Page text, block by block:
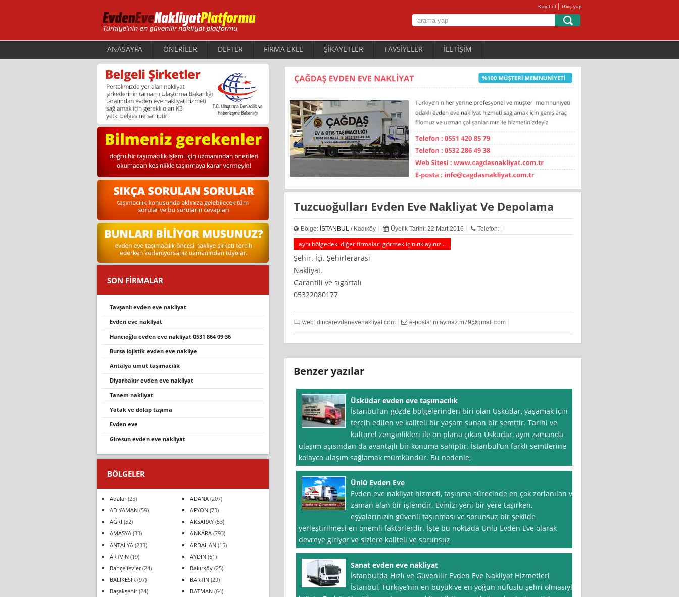
Kayıt ol | Giriş yap
ANASAYFA ÖNERİLER DEFTER FİRMA EKLE ŞİKAYETLER TAVSİYELER İLETİŞİM
Tuzcuoğulları Evden Eve Nakliyat Ve Depolama
Bölge: İSTANBUL/ Kadıköy Üyelik Tarihi: 22 Mart 2016 Telefon:
aynı bölgedeki diğer firmaları görmek için tıklayınız...
Şehir. İçi. Şehirlerarası
Nakliyat.
Garantili ve sıgartalı
05322080177
web: dincerevdenevenakliyat.com e-posta: m.aymaz.m79@gmail.com
Benzer yazılar
Üsküdar evden eve taşımacılık
İstanbul‘un gözde bölgelerinden biri olan Üsküdar, yaşamak için
tercih edilen ve kaliteli bir yaşam sunan bir semttir. Tarihi ve
kültürel zenginlikleri ile ön plana çıkan Üsküdar, aynı zamanda
ulaşım açısından da avantajlı bir konuma sahiptir. İstanbul’un farklı semtlerine
kolayca ulaşım sağlamak mümkündür. Bu nedenle,
Ünlü Evden Eve
Evden eve nakliyat hizmeti, taşınma sürecinde en çok zorlanılan ve
zaman alan bir işlemdir. Evinizi yeni bir yere taşırken,
eşyalarınızın güvenli taşınması ve sorunsuz bir şekilde
yerleştirilmesi en önemli faktörlerdir. İşte bu noktada Ünlü Evden Eve olarak
devreye giriyor ve sizlere kaliteli ve sorunsuz
Sanat evden eve nakliyat
İstanbul‘da Hızlı ve Güvenilir Evden Eve Nakliyat Hizmetleri
İstanbul, Türkiye’nin en büyük ve en yoğun nüfuslu şehri olmasıyla
SON FİRMALAR
tavşanli evden eve nakli̇yat
evden eve nakliyat
hancioğlu evden eve nakli̇yat 0531 864 09 36
bursa lojistik evden eve nakliye
antalya umut taşımacılık
diyarbakır evden eve nakliyat
tanem nakliyat
yatak ve dolap taşima
evden eve
giresun evden eve nakliyat
BÖLGELER
Adalar(25) ADANA (207)
ADIYAMAN (59) AFYON (73)
AĞRI (52) AKSARAY (53)
AMASYA (33) ANKARA (793)
ANTALYA (233) ARDAHAN (15)
ARTVİN (19) AYDIN (61)
Bahçelievler(24) Bakırköy (25)
BALIKESİR (97) BARTIN (29)
Başakşehir(24) BATMAN (64)